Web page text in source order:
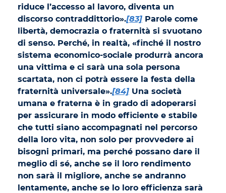
riduce l’accesso al lavoro, diventa un
discorso contraddittorio».[83] Parole come
libertà, democrazia o fraternità si svuotano
di senso. Perché, in realtà, «finché il nostro
sistema economico-sociale produrrà ancora
una vittima e ci sarà una sola persona
scartata, non ci potrà essere la festa della
fraternità universale».[84] Una società
umana e fraterna è in grado di adoperarsi
per assicurare in modo efficiente e stabile
che tutti siano accompagnati nel percorso
della loro vita, non solo per provvedere ai
bisogni primari, ma perché possano dare il
meglio di sé, anche se il loro rendimento
non sarà il migliore, anche se andranno
lentamente, anche se lo loro efficienza sarà